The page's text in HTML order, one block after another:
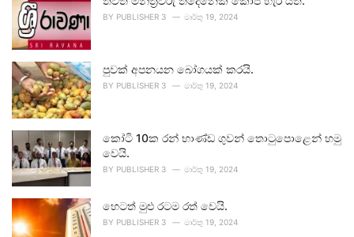
BY PUBLISHER 3 මාර්තු 19, 2024
පුවක් අපනයන බෝගයක් කරයි.
BY PUBLISHER 3 මාර්තු 19, 2024
කෝටි 10ක රන් භාණ්ඩ ගුවන් තොටුපොළෙන් හමු
වෙයි.
BY PUBLISHER 3 මාර්තු 19, 2024
හෙටත් මුළු රටම රත් වෙයි.
BY PUBLISHER 3 මාර්තු 19, 2024